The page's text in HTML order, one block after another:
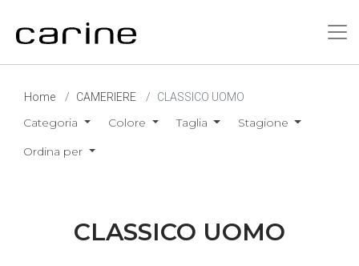
Home CAMERIERE CLASSICO UOMO
Categoria Colore Taglia
Stagione
Ordina per
CLASSICO UOMO